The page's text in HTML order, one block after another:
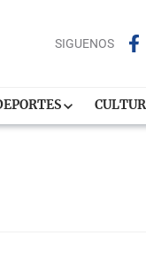
SIGUENOS